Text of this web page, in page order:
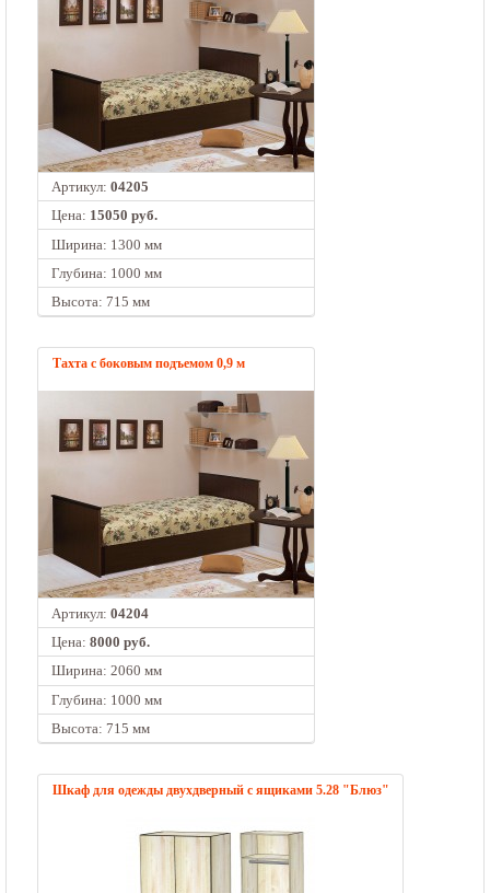
Артикул: 04205
Цена: 15050 руб.
Ширина: 1300 мм
Глубина: 1000 мм
Высота: 715 мм
Тахта с боковым подъемом 0,9 м
Артикул: 04204
Цена: 8000 руб.
Ширина: 2060 мм
Глубина: 1000 мм
Высота: 715 мм
Шкаф для одежды двухдверный с ящиками 5.28 "Блюз"